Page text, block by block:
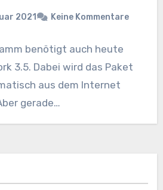
2021 Keine Kommentare
benötigt auch heute
3.5. Dabei wird das Paket
aus dem Internet
gerade…